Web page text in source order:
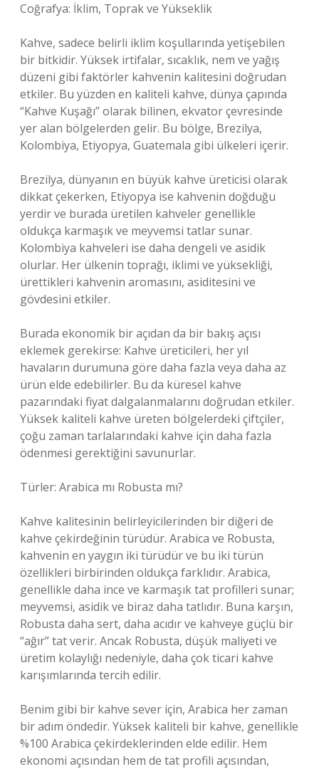
Coğrafya: İklim, Toprak ve Yükseklik
Kahve, sadece belirli iklim koşullarında yetişebilen
bir bitkidir. Yüksek irtifalar, sıcaklık, nem ve yağış
düzeni gibi faktörler kahvenin kalitesini doğrudan
etkiler. Bu yüzden en kaliteli kahve, dünya çapında
“Kahve Kuşağı” olarak bilinen, ekvator çevresinde
yer alan bölgelerden gelir. Bu bölge, Brezilya,
Kolombiya, Etiyopya, Guatemala gibi ülkeleri içerir.
Brezilya, dünyanın en büyük kahve üreticisi olarak
dikkat çekerken, Etiyopya ise kahvenin doğduğu
yerdir ve burada üretilen kahveler genellikle
oldukça karmaşık ve meyvemsi tatlar sunar.
Kolombiya kahveleri ise daha dengeli ve asidik
olurlar. Her ülkenin toprağı, iklimi ve yüksekliği,
ürettikleri kahvenin aromasını, asiditesini ve
gövdesini etkiler.
Burada ekonomik bir açıdan da bir bakış açısı
eklemek gerekirse: Kahve üreticileri, her yıl
havaların durumuna göre daha fazla veya daha az
ürün elde edebilirler. Bu da küresel kahve
pazarındaki fiyat dalgalanmalarını doğrudan etkiler.
Yüksek kaliteli kahve üreten bölgelerdeki çiftçiler,
çoğu zaman tarlalarındaki kahve için daha fazla
ödenmesi gerektiğini savunurlar.
Türler: Arabica mı Robusta mı?
Kahve kalitesinin belirleyicilerinden bir diğeri de
kahve çekirdeğinin türüdür. Arabica ve Robusta,
kahvenin en yaygın iki türüdür ve bu iki türün
özellikleri birbirinden oldukça farklıdır. Arabica,
genellikle daha ince ve karmaşık tat profilleri sunar;
meyvemsi, asidik ve biraz daha tatlıdır. Buna karşın,
Robusta daha sert, daha acıdır ve kahveye güçlü bir
“ağır” tat verir. Ancak Robusta, düşük maliyeti ve
üretim kolaylığı nedeniyle, daha çok ticari kahve
karışımlarında tercih edilir.
Benim gibi bir kahve sever için, Arabica her zaman
bir adım öndedir. Yüksek kaliteli bir kahve, genellikle
%100 Arabica çekirdeklerinden elde edilir. Hem
ekonomi açısından hem de tat profili açısından,